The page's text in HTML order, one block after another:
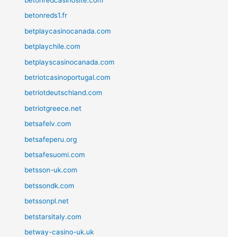
betonreds1.fr
betplaycasinocanada.com
betplaychile.com
betplayscasinocanada.com
betriotcasinoportugal.com
betriotdeutschland.com
betriotgreece.net
betsafelv.com
betsafeperu.org
betsafesuomi.com
betsson-uk.com
betssondk.com
betssonpl.net
betstarsitaly.com
betway-casino-uk.uk